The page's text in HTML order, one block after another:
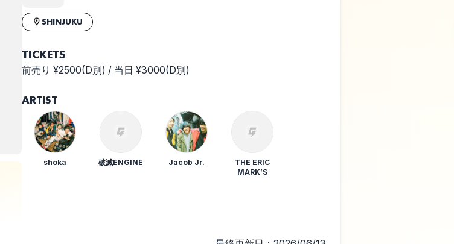
SHINJUKU
TICKETS
前売り ¥2500(D別) / 当日 ¥3000(D別)
ARTIST
shoka 破滅ENGINE Jacob Jr.
THE ERIC
MARK’S